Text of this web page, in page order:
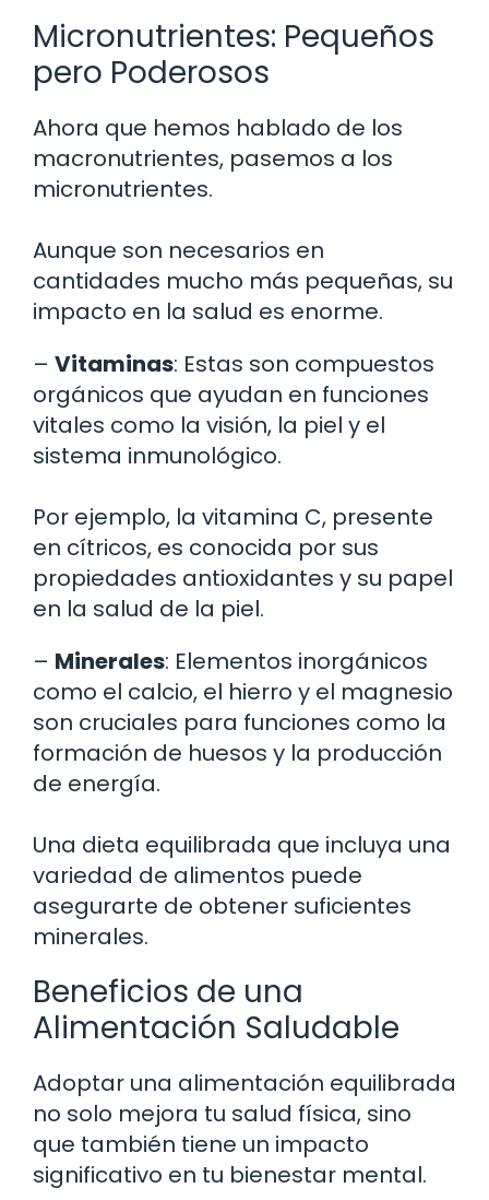
Micronutrientes: Pequeños
pero Poderosos
Ahora que hemos hablado de los
macronutrientes, pasemos a los
micronutrientes.
Aunque son necesarios en
cantidades mucho más pequeñas, su
impacto en la salud es enorme.
– Vitaminas: Estas son compuestos
orgánicos que ayudan en funciones
vitales como la visión, la piel y el
sistema inmunológico.
Por ejemplo, la vitamina C, presente
en cítricos, es conocida por sus
propiedades antioxidantes y su papel
en la salud de la piel.
– Minerales: Elementos inorgánicos
como el calcio, el hierro y el magnesio
son cruciales para funciones como la
formación de huesos y la producción
de energía.
Una dieta equilibrada que incluya una
variedad de alimentos puede
asegurarte de obtener suficientes
minerales.
Beneficios de una
Alimentación Saludable
Adoptar una alimentación equilibrada
no solo mejora tu salud física, sino
que también tiene un impacto
significativo en tu bienestar mental.